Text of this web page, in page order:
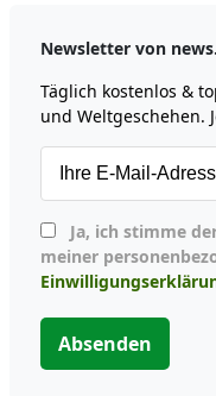
Newsletter von
Täglich kostenlos &
und Weltgeschehen.
meiner
Absenden